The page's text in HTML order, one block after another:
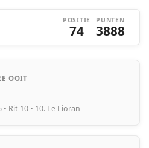
POSITIE
74
PUNTEN
3888
OOIT
Rit 10 • 10. Le Lioran